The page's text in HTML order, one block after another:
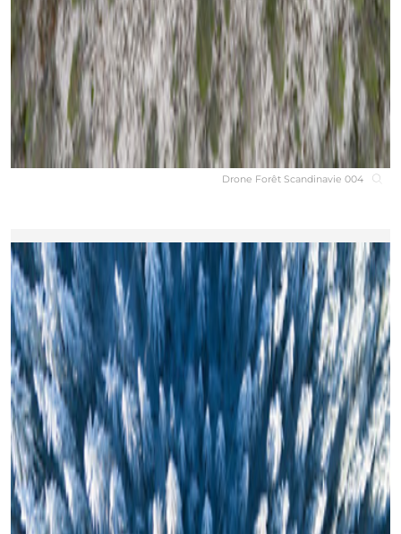
Drone Forêt Scandinavie 004